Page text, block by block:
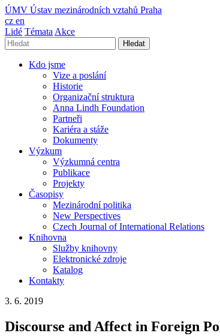
ÚMV Ústav mezinárodních vztahů Praha
cz en
Lidé Témata Akce
Hledat
Kdo jsme
Vize a poslání
Historie
Organizační struktura
Anna Lindh Foundation
Partneři
Kariéra a stáže
Dokumenty
Výzkum
Výzkumná centra
Publikace
Projekty
Časopisy
Mezinárodní politika
New Perspectives
Czech Journal of International Relations
Knihovna
Služby knihovny
Elektronické zdroje
Katalog
Kontakty
3. 6. 2019
Discourse and Affect in Foreign